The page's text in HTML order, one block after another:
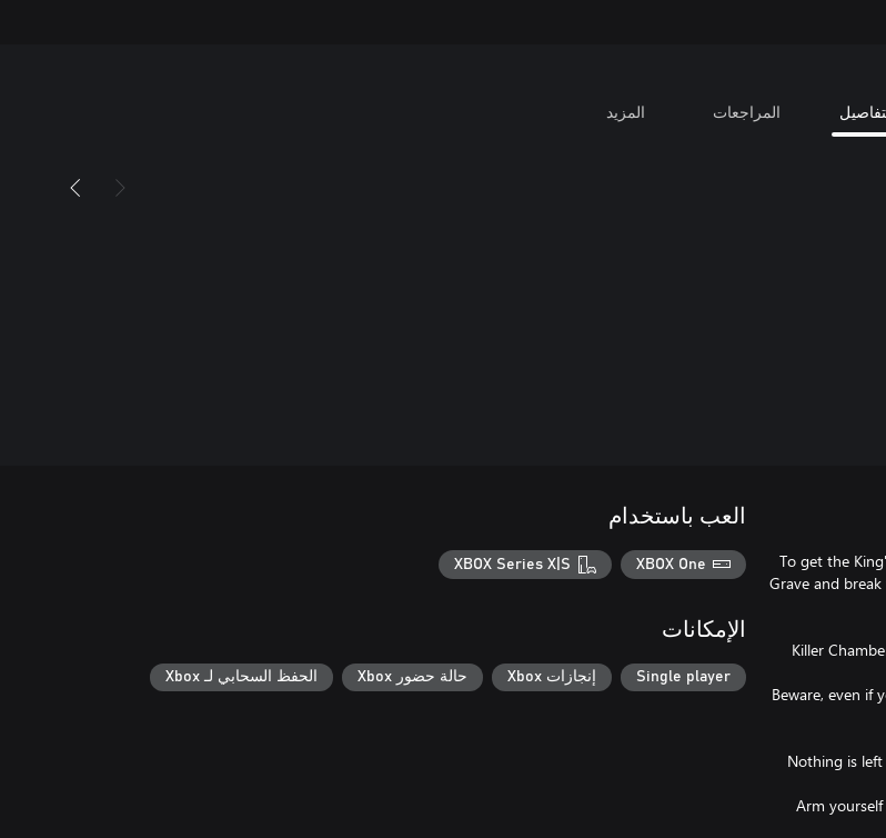
المراجعات المزيد
To get the
Grave and
Killer
Beware, even if
Nothing is
Arm
العب باستخدام
XBOX One
XBOX Series X|S
الإمكانات
Single player إنجازات Xbox حالة حضور Xbox الحفظ السحابي لـ Xbox